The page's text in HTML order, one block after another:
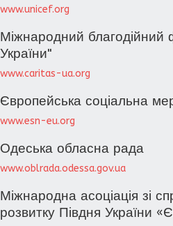
www.unicef.org
Міжнародний благодійний
України"
www.caritas-ua.org
Європейська соціальна
www.esn-eu.org
Одеська обласна рада
www.oblrada.odessa.gov.ua
Міжнародна асоціація зі
розвитку Півдня України